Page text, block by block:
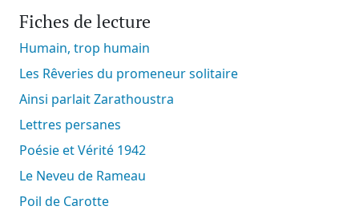
Fiches de lecture
Humain, trop humain
Les Rêveries du promeneur solitaire
Ainsi parlait Zarathoustra
Lettres persanes
Poésie et Vérité 1942
Le Neveu de Rameau
Poil de Carotte